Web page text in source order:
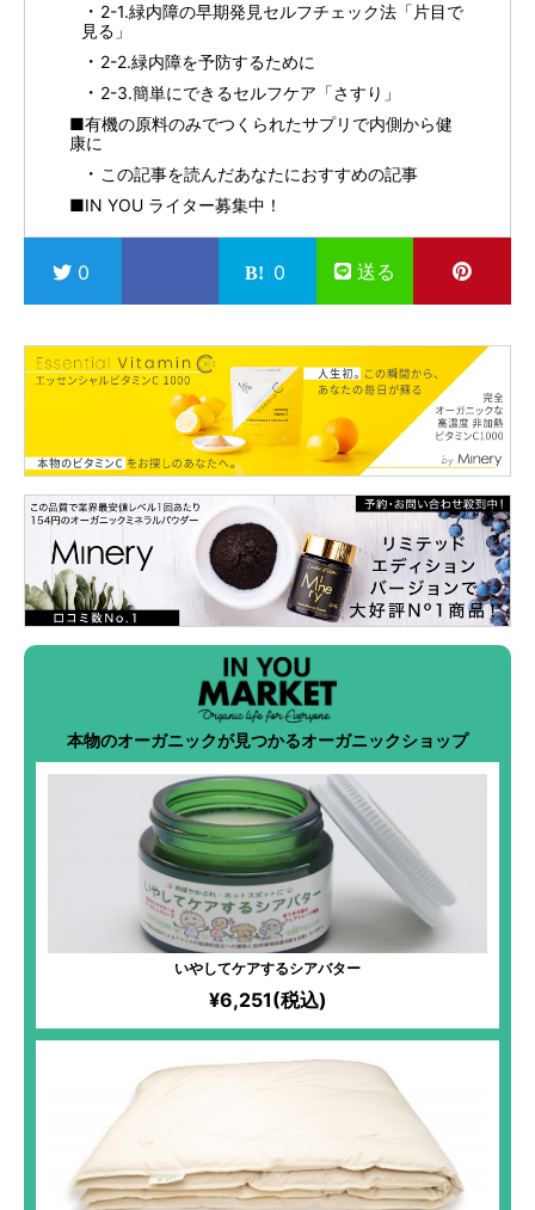
2-1.緑内障の早期発見セルフチェック法「片目で
見る」
2-2.緑内障を予防するために
2-3.簡単にできるセルフケア「さすり」
■有機の原料のみでつくられたサプリで内側から健
康に
この記事を読んだあなたにおすすめの記事
■IN YOU ライター募集中！
0 0 送る
本物のオーガニックが見つかるオーガニックショップ
いやしてケアするシアバター
¥6,251(税込)